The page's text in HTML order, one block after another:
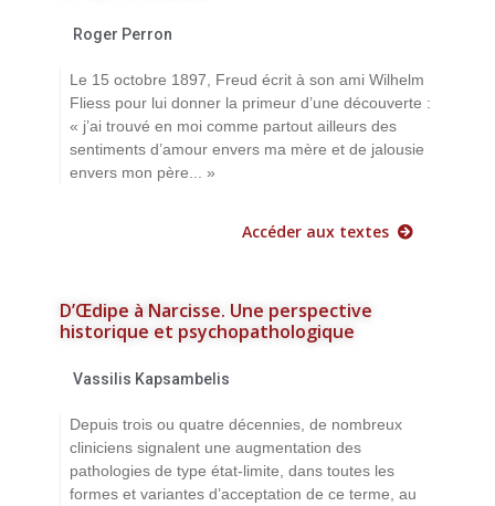
Roger Perron
Le 15 octobre 1897, Freud écrit à son ami Wilhelm
Fliess pour lui donner la primeur d’une découverte :
« j’ai trouvé en moi comme partout ailleurs des
sentiments d’amour envers ma mère et de jalousie
envers mon père... »
Accéder aux textes
D’Œdipe à Narcisse. Une perspective
historique et psychopathologique
Vassilis Kapsambelis
Depuis trois ou quatre décennies, de nombreux
cliniciens signalent une augmentation des
pathologies de type état-limite, dans toutes les
formes et variantes d’acceptation de ce terme, au